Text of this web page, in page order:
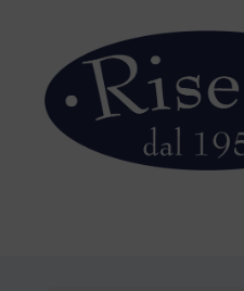
contenuto
principale